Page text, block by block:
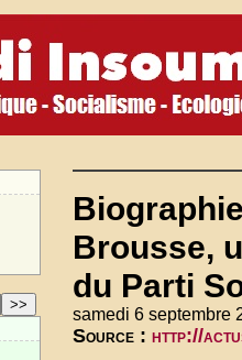
Brousse,
du Parti
samedi 6 septembre
Source : http://